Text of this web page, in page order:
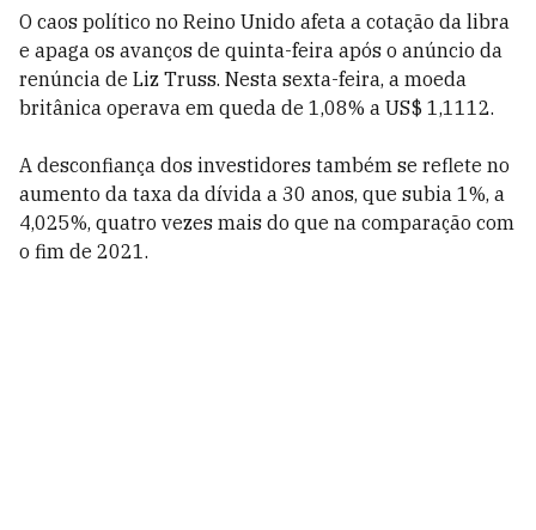
O caos político no Reino Unido afeta a cotação da libra
e apaga os avanços de quinta-feira após o anúncio da
renúncia de Liz Truss. Nesta sexta-feira, a moeda
britânica operava em queda de 1,08% a US$ 1,1112.
A desconfiança dos investidores também se reflete no
aumento da taxa da dívida a 30 anos, que subia 1%, a
4,025%, quatro vezes mais do que na comparação com
o fim de 2021.